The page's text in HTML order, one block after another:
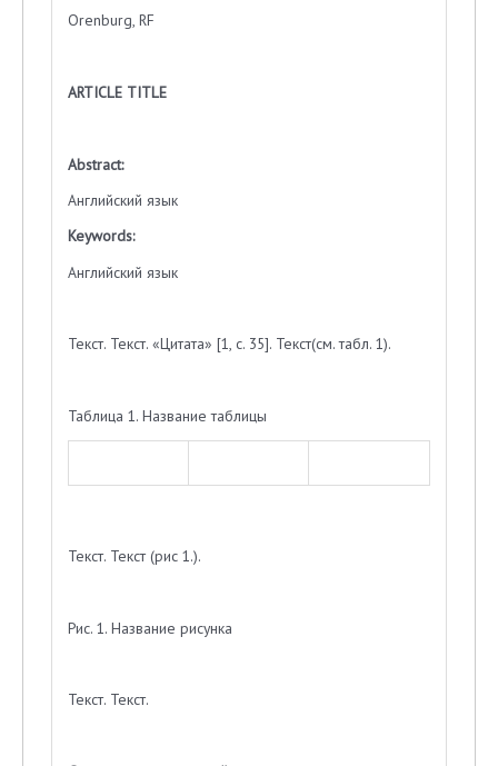
Orenburg, RF
ARTICLE TITLE
Abstract:
Английский язык
Keywords:
Английский язык
Текст. Текст. «Цитата» [1, с. 35]. Текст(см. табл. 1).
Таблица 1. Название таблицы
Текст. Текст (рис 1.).
Рис. 1. Название рисунка
Текст. Текст.